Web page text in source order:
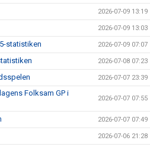
2026-07-09 13:19
2026-07-09 13:03
statistiken 2026-07-09 07:07
2026-07-08 07:23
2026-07-07 23:39
Folksam GP i
2026-07-07 07:55
2026-07-07 07:49
2026-07-06 21:28